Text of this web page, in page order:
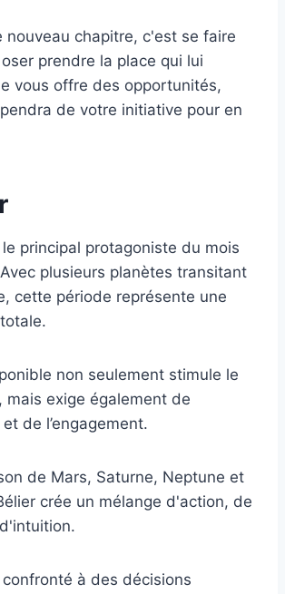
nouveau chapitre, c'est se faire
prendre la place qui lui
vous offre des opportunités,
de votre initiative pour en
principal protagoniste du mois
Avec plusieurs planètes transitant
cette période représente une
non seulement stimule le
mais exige également de
de l’engagement.
de Mars, Saturne, Neptune et
crée un mélange d'action, de
à des décisions